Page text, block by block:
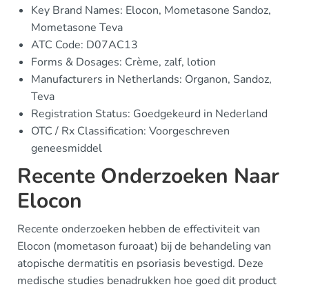
Key Brand Names: Elocon, Mometasone Sandoz,
Mometasone Teva
ATC Code: D07AC13
Forms & Dosages: Crème, zalf, lotion
Manufacturers in Netherlands: Organon, Sandoz,
Teva
Registration Status: Goedgekeurd in Nederland
OTC / Rx Classification: Voorgeschreven
geneesmiddel
Recente Onderzoeken Naar
Elocon
Recente onderzoeken hebben de effectiviteit van
Elocon (mometason furoaat) bij de behandeling van
atopische dermatitis en psoriasis bevestigd. Deze
medische studies benadrukken hoe goed dit product